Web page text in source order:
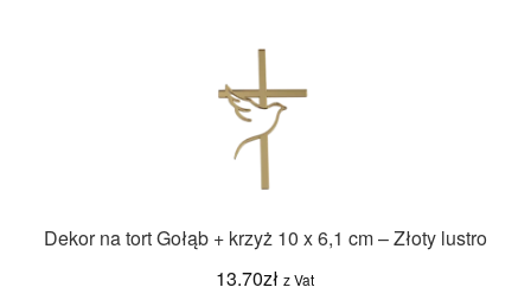
Dekor na tort Gołąb + krzyż 10 x 6,1 cm – Złoty lustro
13.70zł z Vat